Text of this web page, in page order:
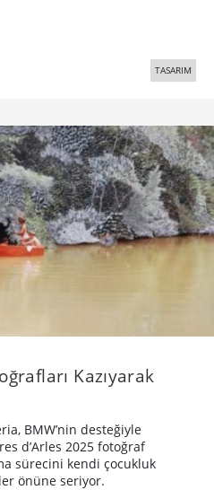
TASARIM
Kazıyarak
BMW’nin desteğiyle
d’Arles 2025 fotoğraf
sürecini kendi çocukluk
önüne seriyor.